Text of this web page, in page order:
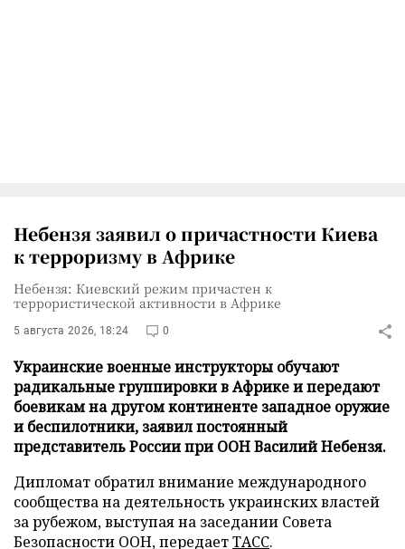
Небензя заявил о причастности Киева
к терроризму в Африке
Небензя: Киевский режим причастен к
террористической активности в Африке
5 августа 2026, 18:24 0
Украинские военные инструкторы обучают
радикальные группировки в Африке и передают
боевикам на другом континенте западное оружие
и беспилотники, заявил постоянный
представитель России при ООН Василий Небензя.
Дипломат обратил внимание международного
сообщества на деятельность украинских властей
за рубежом, выступая на заседании Совета
Безопасности ООН, передаетТАСС.